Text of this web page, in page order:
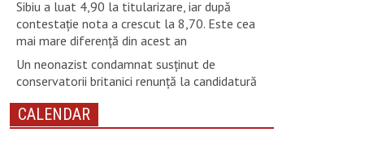
Sibiu a luat 4,90 la titularizare, iar după
contestație nota a crescut la 8,70. Este cea
mai mare diferență din acest an
Un neonazist condamnat susţinut de
conservatorii britanici renunţă la candidatură
CALENDAR